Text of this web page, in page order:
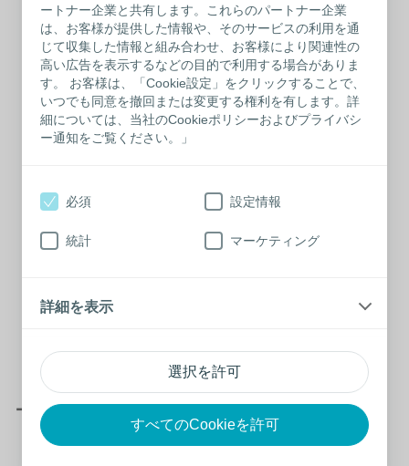
ートナー企業と共有します。これらのパートナー企業
は、お客様が提供した情報や、そのサービスの利用を通
じて収集した情報と組み合わせ、お客様により関連性の
高い広告を表示するなどの目的で利用する場合がありま
す。 お客様は、「Cookie設定」をクリックすることで、
いつでも同意を撤回または変更する権利を有します。詳
細については、当社のCookieポリシーおよびプライバシ
ー通知をご覧ください。」
選択を許可
すべてのCookieを許可
必須 設定情報
統計 マーケティング
詳細を表示
がん検診費用サポート
詳しく見る
詳しく見る
ー キャリア支援への取り組み ー